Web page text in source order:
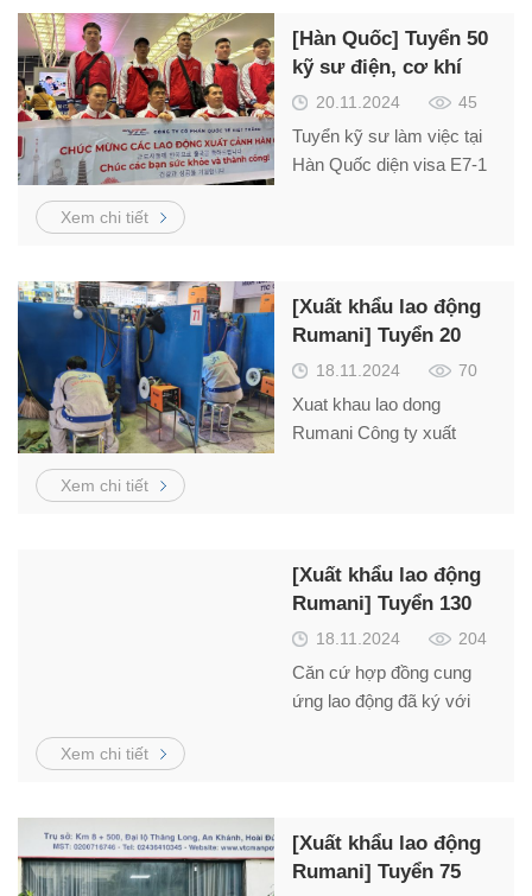
Việt Thắng (VTC Corp) là
Doanh nghiệp có chức
năng đưa Người lao động
và Chuyên gia Việt Nam
đi làm việc có thời
[Hàn Quốc] Tuyển 50
kỹ sư điện, cơ khí
E7-1 sản xuất thang
máy
20.11.2024 45
Tuyển kỹ sư làm việc tại
Hàn Quốc diện visa E7-1
Xem chi tiết
[Xuất khẩu lao động
Rumani] Tuyển 20
thợ hàn 6G
18.11.2024 70
Xuat khau lao dong
Rumani Công ty xuất
xuất cảnh nhanh. Liên hệ
Mr. Hải – 0984866636
Xem chi tiết
[Xuất khẩu lao động
Rumani] Tuyển 130
nhân viên làm việc
trong khách sạn
18.11.2024 204
Căn cứ hợp đồng cung
ứng lao động đã ký với
như sau: Ngành nghề
tuyển dụng, mức lương
Xem chi tiết
[Xuất khẩu lao động
Rumani] Tuyển 75